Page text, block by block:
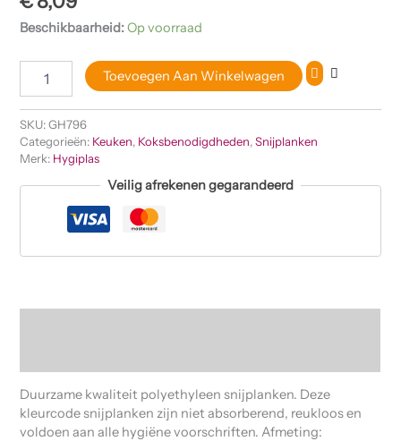
Beschikbaarheid:Op voorraad
Toevoegen Aan Winkelwagen
SKU:GH796
Categorieën: Keuken, Koksbenodigdheden,Snijplanken
Merk: Hygiplas
Veilig afrekenen gegarandeerd
Duurzame kwaliteit polyethyleen snijplanken. Deze
kleurcode snijplanken zijn niet absorberend, reukloos en
voldoen aan alle hygiëne voorschriften. Afmeting: